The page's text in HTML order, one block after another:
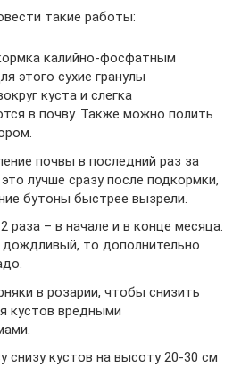
такие работы:
калийно-фосфатным
этого сухие гранулы
куста и слегка
в почву. Также можно полить
почвы в последний раз за
лучше сразу после подкормки,
бутоны быстрее вызрели.
раза – в начале и в конце месяца.
дождливый, то дополнительно
в розарии, чтобы снизить
кустов вредными
снизу кустов на высоту 20-30 см